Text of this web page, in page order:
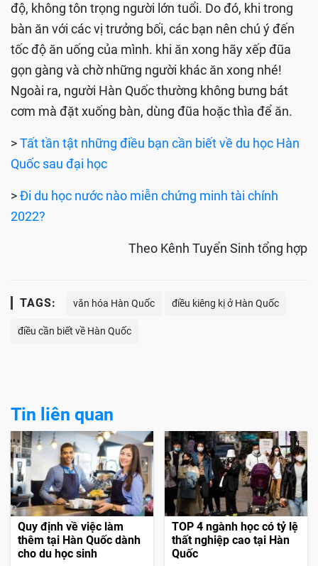
độ, không tôn trọng người lớn tuổi. Do đó, khi trong
bàn ăn với các vị trưởng bối, các bạn nên chú ý đến
tốc độ ăn uống của mình. khi ăn xong hãy xếp đũa
gọn gàng và chờ những người khác ăn xong nhé!
Ngoài ra, người Hàn Quốc thường không bưng bát
cơm mà đặt xuống bàn, dùng đũa hoặc thìa để ăn.
>Tất tần tật những điều bạn cần biết về du học Hàn
Quốc sau đại học
>Đi du học nước nào miễn chứng minh tài chính
2022?
Theo Kênh Tuyển Sinh tổng hợp
TAGS: văn hóa Hàn Quốc điều kiêng kị ở Hàn Quốc
điều cần biết về Hàn Quốc
Tin liên quan
Quy định về việc làm
thêm tại Hàn Quốc dành
cho du học sinh
TOP 4 ngành học có tỷ lệ
thất nghiệp cao tại Hàn
Quốc